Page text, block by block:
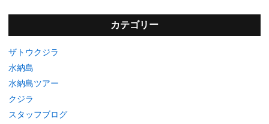
カテゴリー
ザトウクジラ
水納島
水納島ツアー
クジラ
スタッフブログ